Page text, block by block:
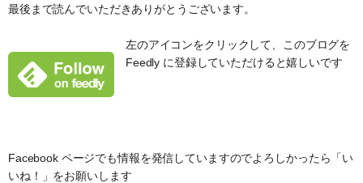
最後まで読んでいただきありがとうございます。
左のアイコンをクリックして、このブログを
Feedly に登録していただけると嬉しいです
Facebook ページでも情報を発信していますのでよろしかったら「い
いね！」をお願いします